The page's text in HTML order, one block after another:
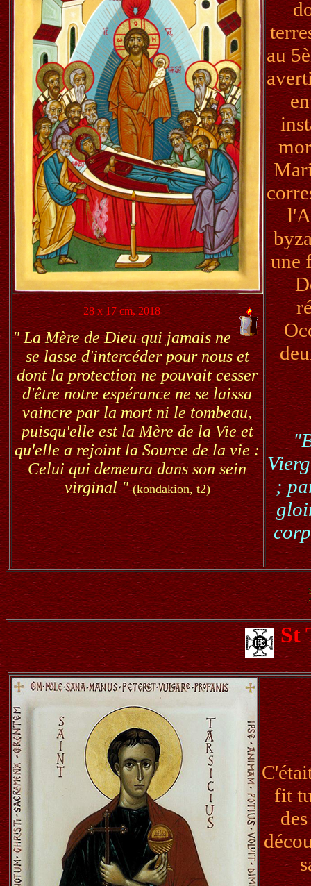
28 x 17 cm, 2018
" La Mère de Dieu qui jamais ne
se lasse d'intercéder pour nous et
dont la protection ne pouvait cesser
d'être notre espérance ne se laissa
vaincre par la mort ni le tombeau,
puisqu'elle est la Mère de la Vie et
qu'elle a rejoint la Source de la vie :
Celui qui demeura dans son sein
virginal "(kondakion, t2)
au
une
;
St
fit